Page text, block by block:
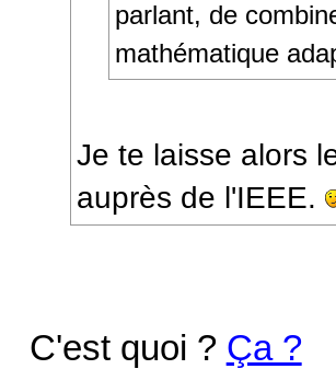
parlant, de
mathématique
Je te laisse alors
auprès de l'IEEE.
C'est quoi ? Ça ?